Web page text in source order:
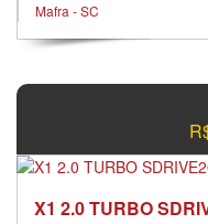
Mafra - SC
X1 2.0 TURBO